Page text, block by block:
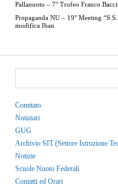
Pallanuoto – 7° Trofeo Franco
Propaganda NU – 19° Meeting
modifica Iban
Comitato
Notiziari
GUG
Archivio SIT (Settore Istruzione
Notizie
Scuole Nuoto Federali
Contatti ed Orari